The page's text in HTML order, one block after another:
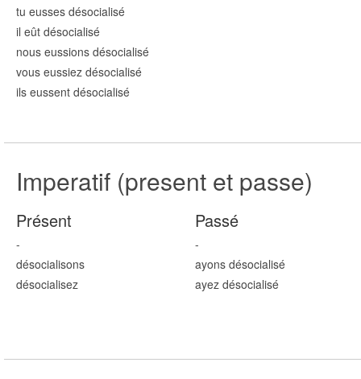
tu eusses désocialisé
il eût désocialisé
nous eussions désocialisé
vous eussiez désocialisé
ils eussent désocialisé
Imperatif (present et passe)
Présent
-
désocialisons
désocialisez
Passé
-
ayons désocialisé
ayez désocialisé